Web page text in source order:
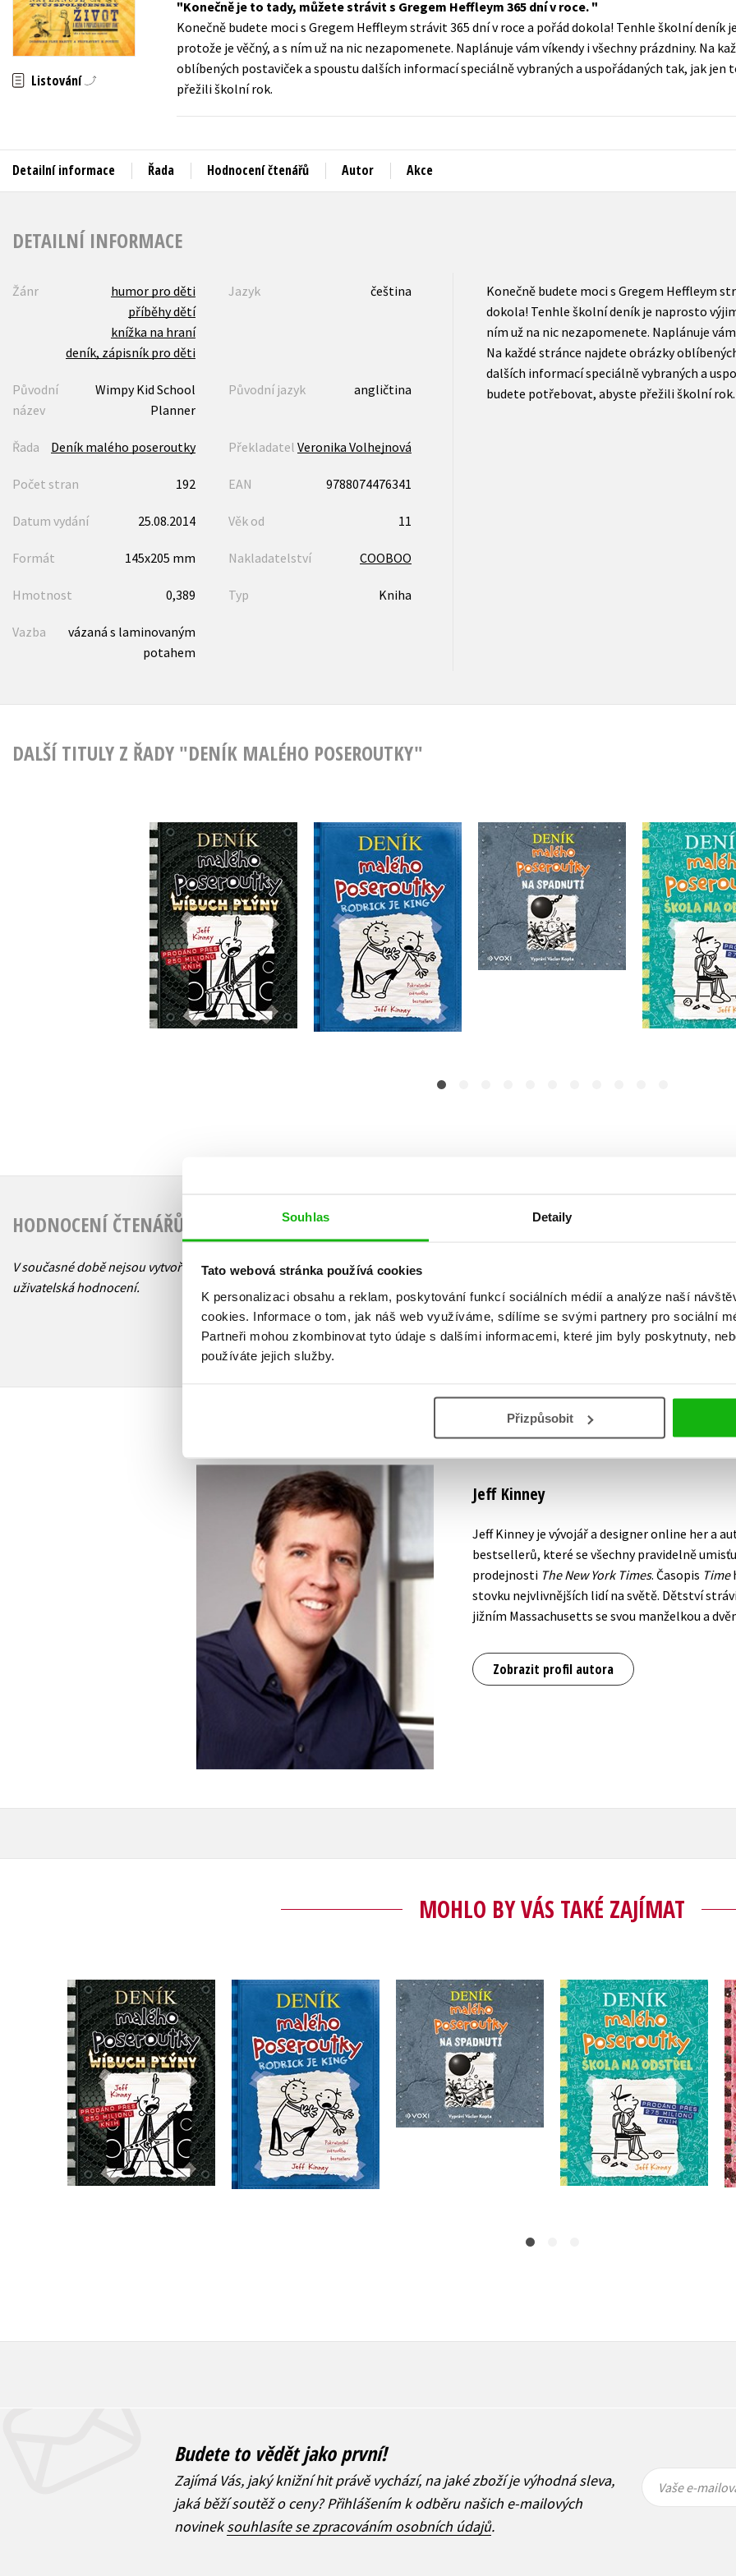
Souhlas Detaily
Tato webová stránka používá cookies
K personalizaci obsahu a reklam, poskytování funkcí sociálních médií a analýze naší
cookies. Informace o tom, jak náš web využíváme, sdílíme se svými partnery pro sociální
Partneři mohou zkombinovat tyto údaje s dalšími informacemi, které jim byly poskytnuty,
používáte jejich služby.
Přizpůsobit
Auto - moto
Beletrie pro děti
Jazyky
Kalendáře
Kariéra a osobní rozvoj
Populárně - naučná pro dospělé
Populárně - naučné pro děti
Předškoláci
Young adult (SK)
Zahraniční literatura
Všechny tituly
Listování
Konečně je to tady, můžete strávit s Gregem Heffleym 365 dní v roce.
Konečně budete moci s Gregem Heffleym strávit 365 dní v roce a pořád dokola! Tenhle školní deník
protože je věčný, a s ním už na nic nezapomenete. Naplánuje vám víkendy i všechny prázdniny. Na
oblíbených postaviček a spoustu dalších informací speciálně vybraných a uspořádaných tak, jak
přežili školní rok.
Detailní informace Řada Hodnocení čtenářů Autor Akce
DETAILNÍ INFORMACE
Žánr
humor pro děti
příběhy dětí
knížka na hraní
deník, zápisník pro děti
Jazyk čeština
Původní
název
Wimpy Kid School
Planner
Původní jazyk angličtina
Řada Deník malého poseroutky Překladatel Veronika Volhejnová
Počet stran 192 EAN 9788074476341
Datum vydání 25.08.2014 Věk od 11
Formát 145x205 mm Nakladatelství COOBOO
Hmotnost 0,389 Typ Kniha
Vazba
vázaná s laminovaným
potahem
Konečně budete moci s Gregem Heffleym
dokola! Tenhle školní deník je naprosto
ním už na nic nezapomenete. Naplánuje
Na každé stránce najdete obrázky
dalších informací speciálně vybraných a
budete potřebovat, abyste přežili školní rok.
DALŠÍ TITULY Z ŘADY "DENÍK MALÉHO POSEROUTKY"
Deník malého
poseroutky 17 -
Wíbuch Plýny
Jeff Kinney
Do košíku
299 Kč
239 Kč
Deník malého
poseroutky 2 - Rodrick
je king
Jeff Kinney
Do košíku
299 Kč
239 Kč
Deník malého
poseroutky 14 - Na
spadnutí (audiokniha)
Jeff Kinney
Deník
poseroutky
na
Jeff
Do
239 Kč
HODNOCENÍ ČTENÁŘŮ
V současné době nejsou vytvořena žádná
uživatelská hodnocení.
Vaše hodnocení
Uživatelskou recenzi mohou vkládat pouze registrovaní
Přihlásit
AUTOR KNIHY
Jeff Kinney
Jeff Kinney je vývojář a designer online her a
bestsellerů, které se všechny pravidelně
prodejnosti The New York Times. Časopis Time
stovku nejvlivnějších lidí na světě. Dětství
jižním Massachusetts se svou manželkou a
Zobrazit profil autora
MOHLO BY VÁS TAKÉ ZAJÍMAT
Deník malého
poseroutky 17 -
Wíbuch Plýny
Jeff Kinney
Do košíku
299 Kč
239 Kč
Deník malého
poseroutky 2 - Rodrick
je king
Jeff Kinney
Do košíku
299 Kč
239 Kč
Deník malého
poseroutky 14 - Na
spadnutí (audiokniha)
Jeff Kinney
Deník malého
poseroutky 18 - Škola
na odstřel
Jeff Kinney
Do košíku
239 Kč
Budete to vědět jako první!
Zajímá Vás, jaký knižní hit právě vychází, na jaké zboží je výhodná sleva,
jaká běží soutěž o ceny? Přihlášením k odběru našich e-mailových
novineksouhlasíte se zpracováním osobních údajů.
mailová
mailová
Vaše e-